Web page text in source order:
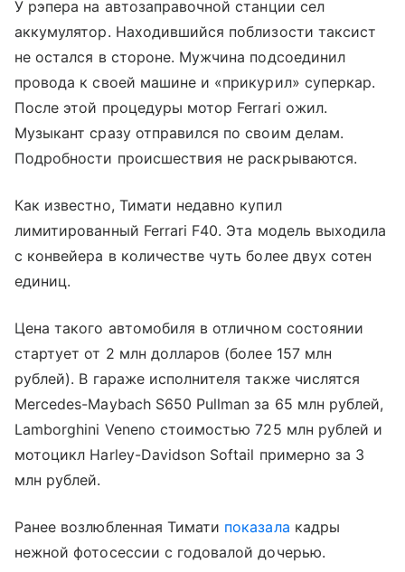
У рэпера на автозаправочной станции сел
аккумулятор. Находившийся поблизости таксист
не остался в стороне. Мужчина подсоединил
провода к своей машине и «прикурил» суперкар.
После этой процедуры мотор Ferrari ожил.
Музыкант сразу отправился по своим делам.
Подробности происшествия не раскрываются.
Как известно, Тимати недавно купил
лимитированный Ferrari F40. Эта модель выходила
с конвейера в количестве чуть более двух сотен
единиц.
Цена такого автомобиля в отличном состоянии
стартует от 2 млн долларов (более 157 млн
рублей). В гараже исполнителя также числятся
Mercedes-Maybach S650 Pullman за 65 млн рублей,
Lamborghini Veneno стоимостью 725 млн рублей и
мотоцикл Harley-Davidson Softail примерно за 3
млн рублей.
Ранее возлюбленная Тимати показала кадры
нежной фотосессии с годовалой дочерью.